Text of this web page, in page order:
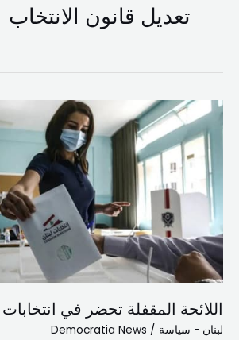
تعديل قانون الانتخاب
اللائحة المقفلة تحضر في
لبنان - سياسة /
Democratia News
اللائحة
المقفلة
تحضر
في
انتخابات
بيروت